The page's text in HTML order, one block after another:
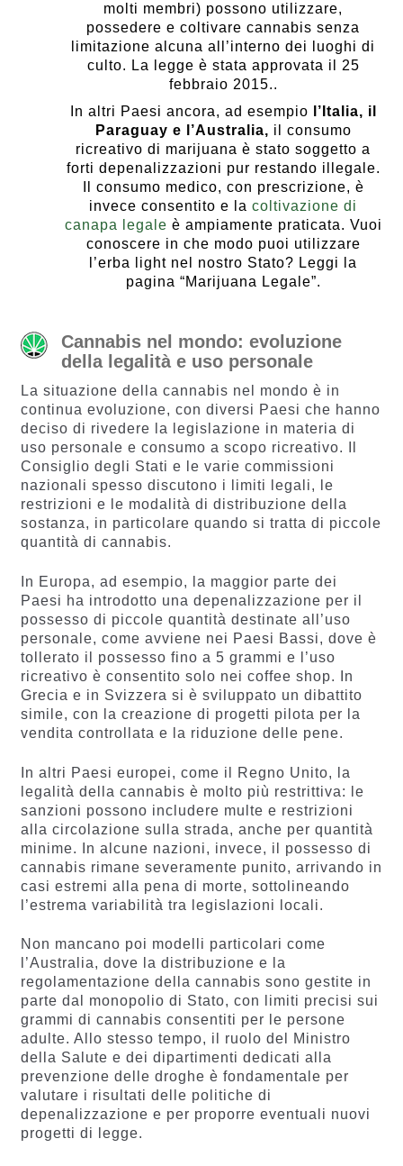
molti membri) possono utilizzare,
possedere e coltivare cannabis senza
limitazione alcuna all’interno dei luoghi di
culto. La legge è stata approvata il 25
febbraio 2015..
In altri Paesi ancora, ad esempio l’Italia, il
Paraguay e l’Australia, il consumo
ricreativo di marijuana è stato soggetto a
forti depenalizzazioni pur restando illegale.
Il consumo medico, con prescrizione, è
invece consentito e la coltivazione di
canapa legale è ampiamente praticata. Vuoi
conoscere in che modo puoi utilizzare
l’erba light nel nostro Stato? Leggi la
pagina “Marijuana Legale”.
Cannabis nel mondo: evoluzione
della legalità e uso personale
La situazione della cannabis nel mondo è in
continua evoluzione, con diversi Paesi che hanno
deciso di rivedere la legislazione in materia di
uso personale e consumo a scopo ricreativo. Il
Consiglio degli Stati e le varie commissioni
nazionali spesso discutono i limiti legali, le
restrizioni e le modalità di distribuzione della
sostanza, in particolare quando si tratta di piccole
quantità di cannabis.
In Europa, ad esempio, la maggior parte dei
Paesi ha introdotto una depenalizzazione per il
possesso di piccole quantità destinate all’uso
personale, come avviene nei Paesi Bassi, dove è
tollerato il possesso fino a 5 grammi e l’uso
ricreativo è consentito solo nei coffee shop. In
Grecia e in Svizzera si è sviluppato un dibattito
simile, con la creazione di progetti pilota per la
vendita controllata e la riduzione delle pene.
In altri Paesi europei, come il Regno Unito, la
legalità della cannabis è molto più restrittiva: le
sanzioni possono includere multe e restrizioni
alla circolazione sulla strada, anche per quantità
minime. In alcune nazioni, invece, il possesso di
cannabis rimane severamente punito, arrivando in
casi estremi alla pena di morte, sottolineando
l’estrema variabilità tra legislazioni locali.
Non mancano poi modelli particolari come
l’Australia, dove la distribuzione e la
regolamentazione della cannabis sono gestite in
parte dal monopolio di Stato, con limiti precisi sui
grammi di cannabis consentiti per le persone
adulte. Allo stesso tempo, il ruolo del Ministro
della Salute e dei dipartimenti dedicati alla
prevenzione delle droghe è fondamentale per
valutare i risultati delle politiche di
depenalizzazione e per proporre eventuali nuovi
progetti di legge.